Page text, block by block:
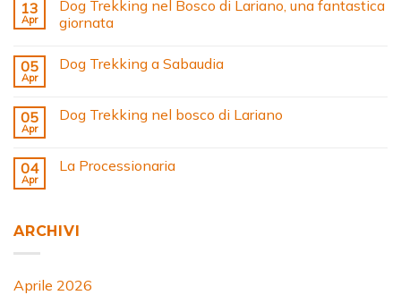
13
Apr
Dog Trekking nel Bosco di Lariano, una fantastica
giornata
05
Apr
Dog Trekking a Sabaudia
05
Apr
Dog Trekking nel bosco di Lariano
04
Apr
La Processionaria
ARCHIVI
Aprile 2026